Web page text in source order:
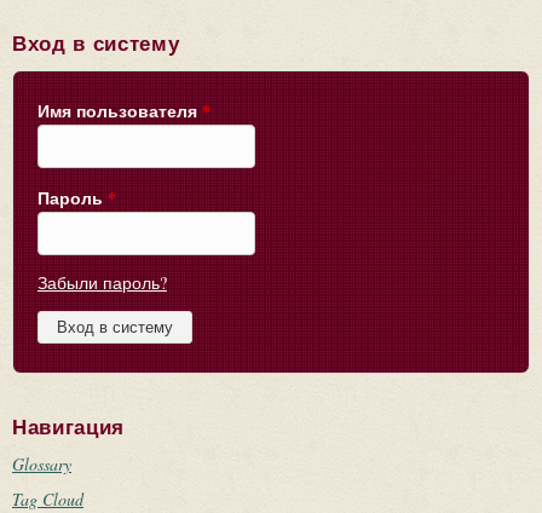
Вход в систему
Имя пользователя *
Пароль *
Забыли пароль?
Навигация
Glossary
Tag Cloud